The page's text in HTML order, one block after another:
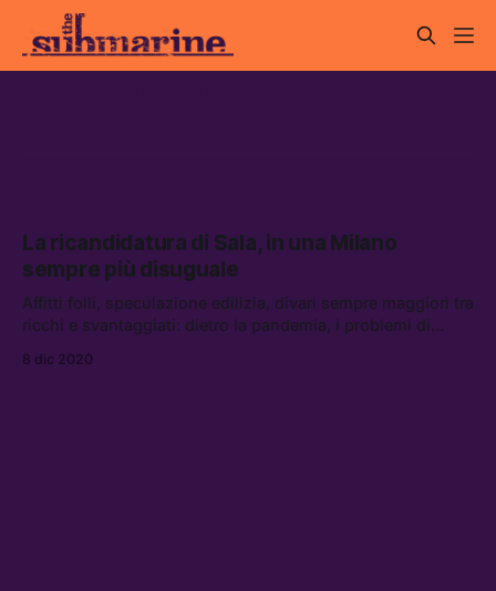
La ricandidatura di Sala, in una Milano
sempre più disuguale
Affitti folli, speculazione edilizia, divari sempre maggiori tra
ricchi e svantaggiati: dietro la pandemia, i problemi di
8 dic 2020